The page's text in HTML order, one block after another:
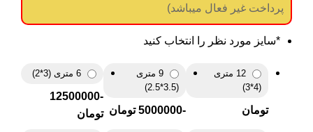
پرداخت غیر فعال میباشد)
*سایز مورد نظر را انتخاب کنید
12 متری
(4*3)
تومان
9 متری
(3.5*2.5)
-5000000 تومان
6 متری (3*2)
-12500000
تومان